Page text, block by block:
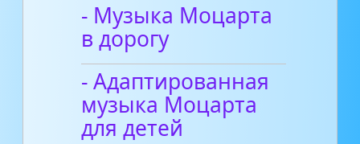
- Музыка Моцарта
в дорогу
- Адаптированная
музыка Моцарта
для детей